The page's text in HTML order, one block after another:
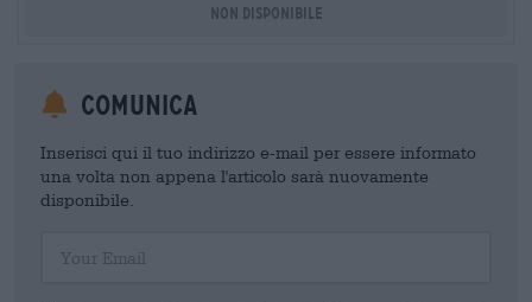
Non disponibile
Comunica
Inserisci qui il tuo indirizzo e-mail per essere informato
una volta non appena l'articolo sarà nuovamente
disponibile.